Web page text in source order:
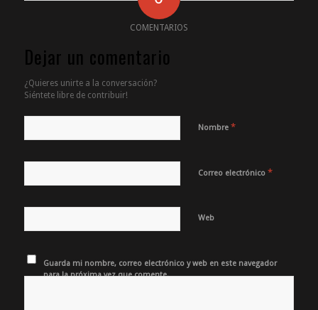
COMENTARIOS
Dejar un comentario
¿Quieres unirte a la conversación?
Siéntete libre de contribuir!
Nombre *
Correo electrónico *
Web
Guarda mi nombre, correo electrónico y web en este navegador
para la próxima vez que comente.